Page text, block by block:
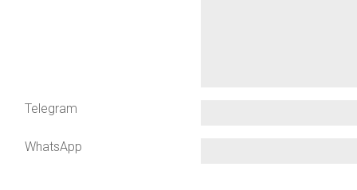
Telegram
WhatsApp